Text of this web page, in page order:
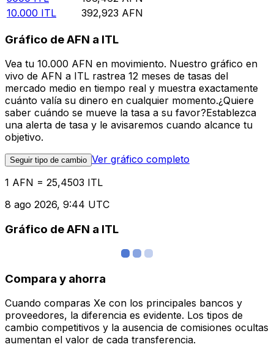
10.000 ITL 392,923 AFN
Gráfico de AFN a ITL
Vea tu 10.000 AFN en movimiento. Nuestro gráfico en
vivo de AFN a ITL rastrea 12 meses de tasas del
mercado medio en tiempo real y muestra exactamente
cuánto valía su dinero en cualquier momento.¿Quiere
saber cuándo se mueve la tasa a su favor?Establezca
una alerta de tasa y le avisaremos cuando alcance tu
objetivo.
Seguir tipo de cambio Ver gráfico completo
1 AFN = 25,4503 ITL
8 ago 2026, 9:44 UTC
Gráfico de AFN a ITL
Compara y ahorra
Cuando comparas Xe con los principales bancos y
proveedores, la diferencia es evidente. Los tipos de
cambio competitivos y la ausencia de comisiones ocultas
aumentan el valor de cada transferencia.